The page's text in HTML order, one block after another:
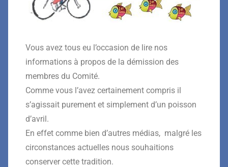
Vous avez tous eu l’occasion de lire nos
informations à propos de la démission des
membres du Comité.
Comme vous l’avez certainement compris il
s’agissait purement et simplement d’un poisson
d’avril.
En effet comme bien d’autres médias, malgré les
circonstances actuelles nous souhaitions
conserver cette tradition.